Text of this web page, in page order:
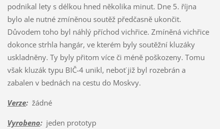
podnikal lety s délkou hned několika minut. Dne 5. října
bylo ale nutné zmíněnou soutěž předčasně ukončit.
Důvodem toho byl náhlý příchod vichřice. Zmíněná vichřice
dokonce strhla hangár, ve kterém byly soutěžní kluzáky
uskladněny. Ty byly přitom více či méně poškozeny. Tomu
však kluzák typu BIČ-4 unikl, neboť již byl rozebrán a
zabalen v bednách na cestu do Moskvy.
Verze:žádné
Vyrobeno:jeden prototyp